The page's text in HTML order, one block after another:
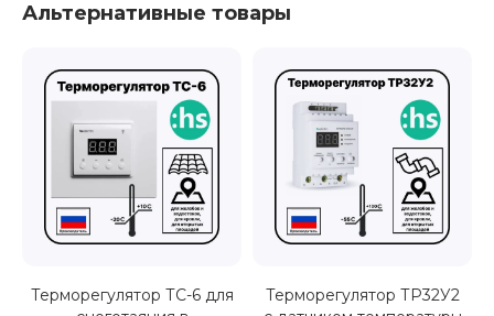
Альтернативные товары
Терморегулятор ТС-6 для
Терморегулятор ТР32У2